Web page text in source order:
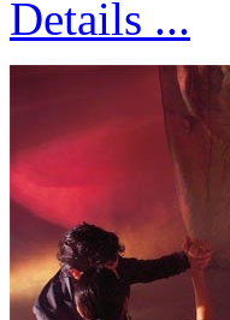
Details ...